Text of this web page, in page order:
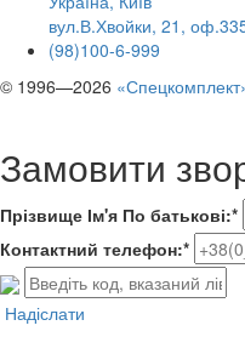
вул.В.Хвойки, 21,
(98)100-6-999
© 1996—2026
Замовити
Прізвище Ім'я По батькові:*
Контактний телефон:*
Надіслати